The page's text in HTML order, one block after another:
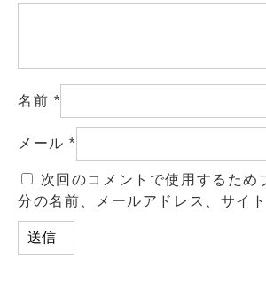
名前 *
メール*
次回のコメントで使用するため
分の名前、メールアドレス、サイ